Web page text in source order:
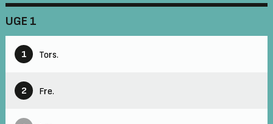
UGE 1
1 Tors.
2 Fre.